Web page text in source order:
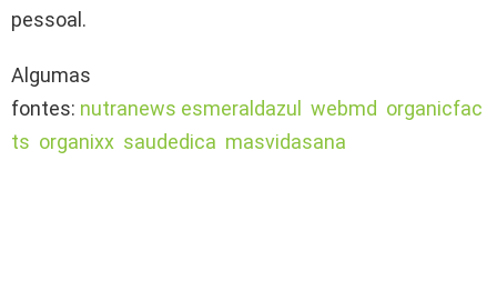
pessoal.
Algumas
fontes: nutranews esmeraldazul webmd organicfac
ts organixx saudedica masvidasana